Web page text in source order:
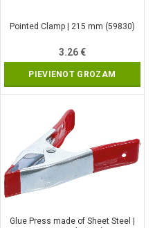
Pointed Clamp | 215 mm (59830)
3.26€
PIEVIENOT GROZAM
Glue Press made of Sheet Steel |